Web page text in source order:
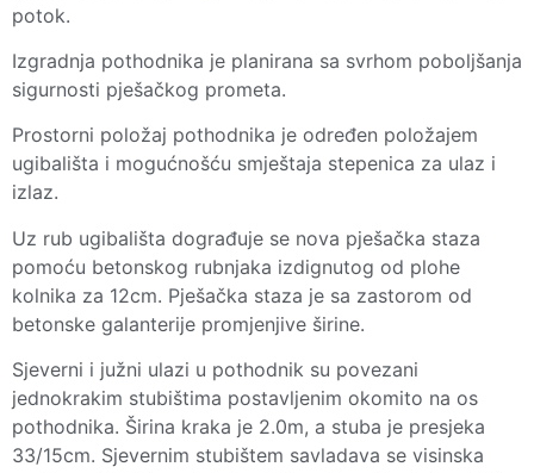
potok.
Izgradnja pothodnika je planirana sa svrhom poboljšanja
sigurnosti pješačkog prometa.
Prostorni položaj pothodnika je određen položajem
ugibališta i mogućnošću smještaja stepenica za ulaz i
izlaz.
Uz rub ugibališta dograđuje se nova pješačka staza
pomoću betonskog rubnjaka izdignutog od plohe
kolnika za 12cm. Pješačka staza je sa zastorom od
betonske galanterije promjenjive širine.
Sjeverni i južni ulazi u pothodnik su povezani
jednokrakim stubištima postavljenim okomito na os
pothodnika. Širina kraka je 2.0m, a stuba je presjeka
33/15cm. Sjevernim stubištem savladava se visinska